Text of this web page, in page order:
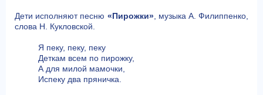
Дети исполняют песню «Пирожки», музыка А. Филиппенко,
слова Н. Кукловской.
Я пеку, пеку, пеку
Деткам всем по пирожку,
А для милой мамочки,
Испеку два пряничка.